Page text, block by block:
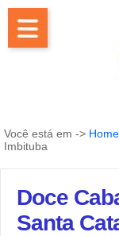
Você está em -> Home
Imbituba
Doce
Santa